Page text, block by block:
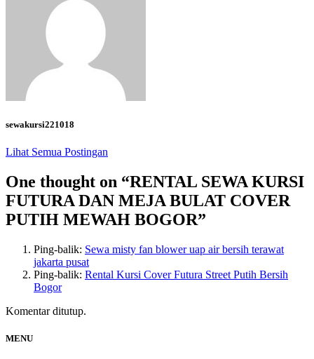
sewakursi221018
Lihat Semua Postingan
One thought on “RENTAL SEWA KURSI
FUTURA DAN MEJA BULAT COVER
PUTIH MEWAH BOGOR”
Ping-balik: Sewa misty fan blower uap air bersih terawat
jakarta pusat
Ping-balik: Rental Kursi Cover Futura Street Putih Bersih
Bogor
Komentar ditutup.
MENU